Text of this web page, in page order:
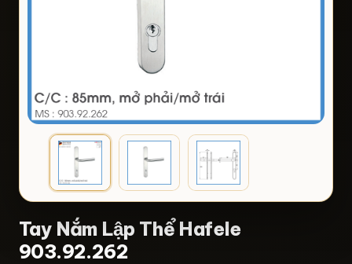
Tay Nắm Lập Thể Hafele
903.92.262